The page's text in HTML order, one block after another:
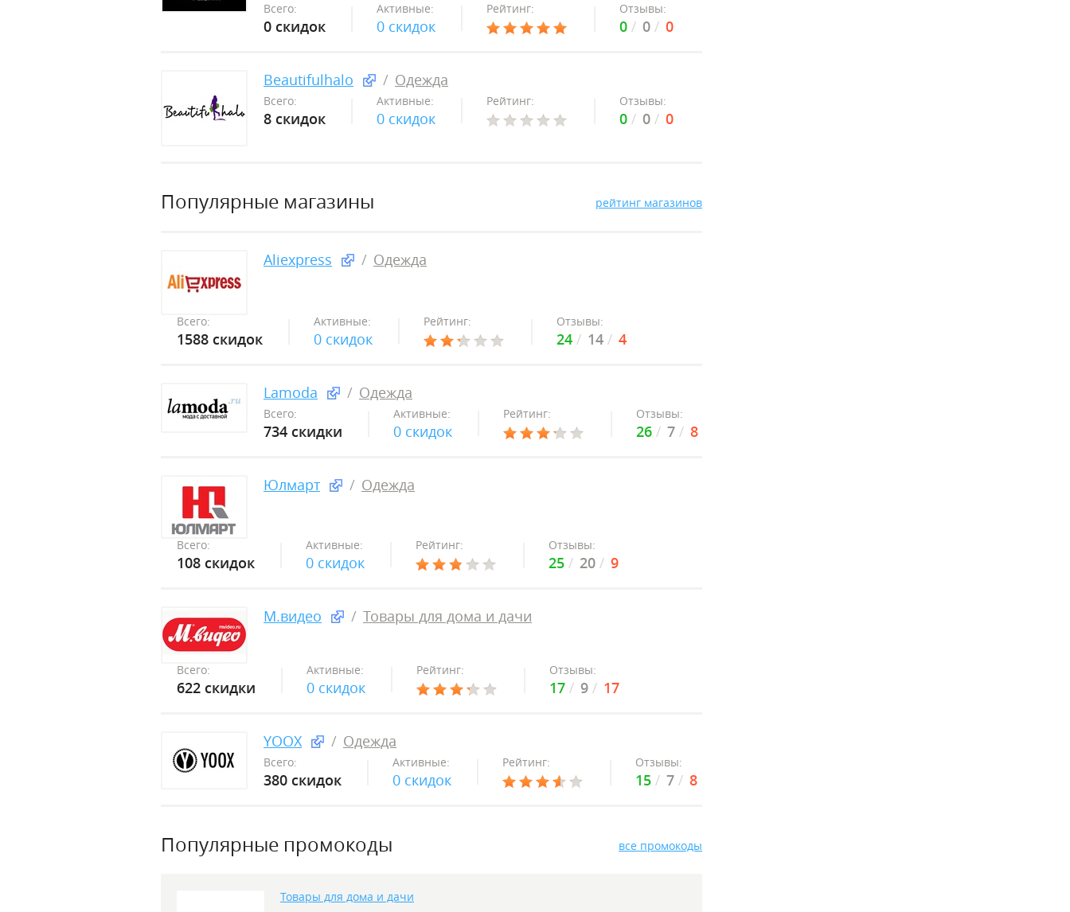
Всего:
0 скидок
Активные:
0 скидок
Рейтинг: Отзывы:
0 0 0
Beautifulhalo Одежда
Всего:
8 скидок
Активные:
0 скидок
Рейтинг: Отзывы:
0 0 0
Популярные магазины рейтинг магазинов
Aliexpress Одежда
Всего:
1588 скидок
Активные:
0 скидок
Рейтинг: Отзывы:
24 14 4
Lamoda Одежда
Всего:
734 скидки
Активные:
0 скидок
Рейтинг: Отзывы:
26 7 8
Юлмарт Одежда
Всего:
108 скидок
Активные:
0 скидок
Рейтинг: Отзывы:
25 20 9
М.видео Товары для дома и дачи
Всего:
622 скидки
Активные:
0 скидок
Рейтинг: Отзывы:
17 9 17
YOOX Одежда
Всего:
380 скидок
Активные:
0 скидок
Рейтинг: Отзывы:
15 7 8
Популярные промокоды все промокоды
Товары для дома и дачи